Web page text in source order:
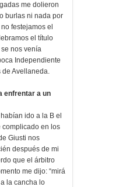
me dolieron
burlas ni nada por
festejamos el
el título
nos venía
Independiente
Avellaneda.
enfrentar a un
ido a la B el
complicado en los
Giusti nos
después de mi
que el árbitro
me dijo: “mirá
la cancha lo